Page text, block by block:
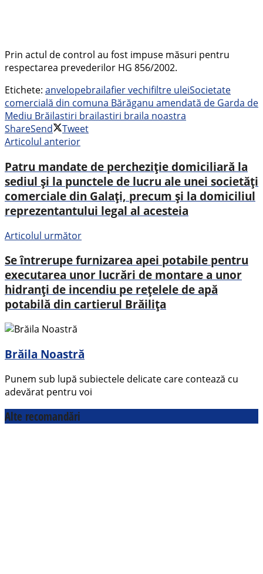
Prin actul de control au fost impuse măsuri pentru
respectarea prevederilor HG 856/2002.
Etichete: anvelopebrailafier vechifiltre uleiSocietate
comercială din comuna Bărăganu amendată de Garda de
Mediu Brăilastiri brailastiri braila noastra
ShareSend
Tweet
Articolul anterior
Patru mandate de percheziție domiciliară la
sediul și la punctele de lucru ale unei societăți
comerciale din Galați, precum și la domiciliul
reprezentantului legal al acesteia
Articolul următor
Se întrerupe furnizarea apei potabile pentru
executarea unor lucrări de montare a unor
hidranți de incendiu pe rețelele de apă
potabilă din cartierul Brăilița
Brăila Noastră
Punem sub lupă subiectele delicate care contează cu
adevărat pentru voi
Alte recomandări